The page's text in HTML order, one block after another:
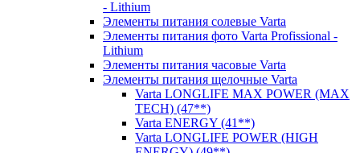
- Lithium
Элементы питания солевые Varta
Элементы питания фото Varta Profissional -
Lithium
Элементы питания часовые Varta
Элементы питания щелочные Varta
Varta LONGLIFE MAX POWER (MAX
TECH) (47**)
Varta ENERGY (41**)
Varta LONGLIFE POWER (HIGH